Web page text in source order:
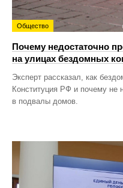
Общество
Почему недостаточно
на улицах бездомных
Эксперт рассказал, как
Конституция РФ и почему не
в подвалы домов.